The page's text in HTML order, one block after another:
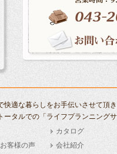
快適な暮らしをお手伝いさせて頂
タルでの「ライフプランニング
カタログ
客様の声 会社紹介